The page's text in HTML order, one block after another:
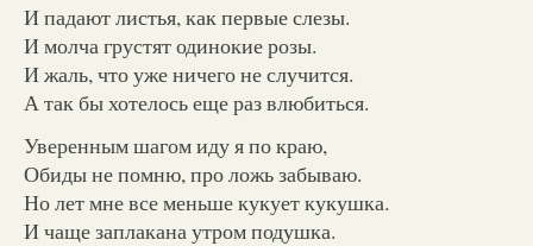
И падают листья, как первые слезы.
И молча грустят одинокие розы.
И жаль, что уже ничего не случится.
А так бы хотелось еще раз влюбиться.
Уверенным шагом иду я по краю,
Обиды не помню, про ложь забываю.
Но лет мне все меньше кукует кукушка.
И чаще заплакана утром подушка.